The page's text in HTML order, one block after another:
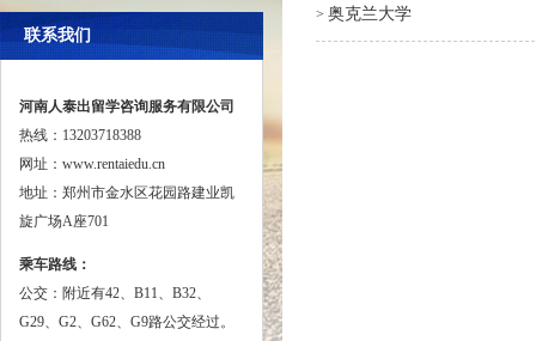
联系我们
河南人泰出留学咨询服务有限公司
热线：13203718388
网址：www.rentaiedu.cn
地址：郑州市金水区花园路建业凯
旋广场A座701
乘车路线：
公交： 附近有42、B11、B32、
G29、G2、G62、G9路公交经过。
> 奥克兰大学